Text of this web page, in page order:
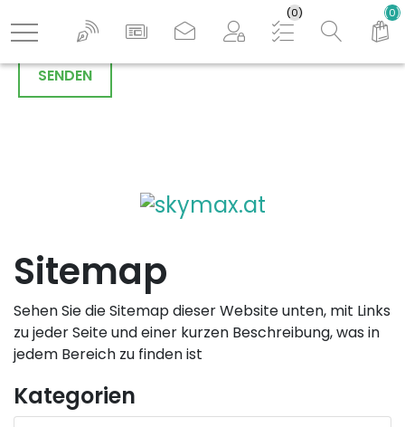
(0) Shop (0)
Sitemap
Sehen Sie die Sitemap dieser Website unten, mit Links
zu jeder Seite und einer kurzen Beschreibung, was in
jedem Bereich zu finden ist
Kategorien